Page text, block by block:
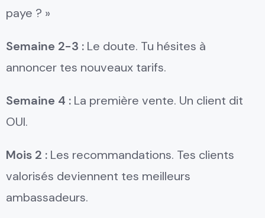
paye ? »
Semaine 2-3 : Le doute. Tu hésites à
annoncer tes nouveaux tarifs.
Semaine 4 : La première vente. Un client dit
OUI.
Mois 2 : Les recommandations. Tes clients
valorisés deviennent tes meilleurs
ambassadeurs.